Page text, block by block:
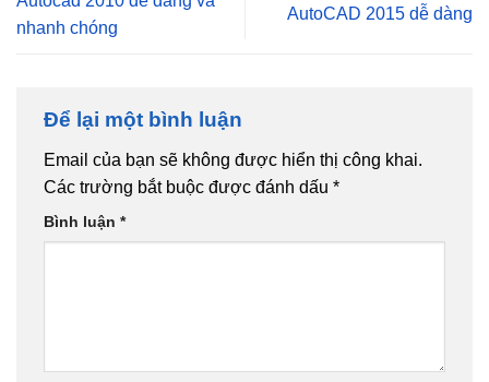
nhanh chóng
AutoCAD 2015 dễ dàng
Để lại một bình luận
Email của bạn sẽ không được hiển thị công khai.
Các trường bắt buộc được đánh dấu *
Bình luận *